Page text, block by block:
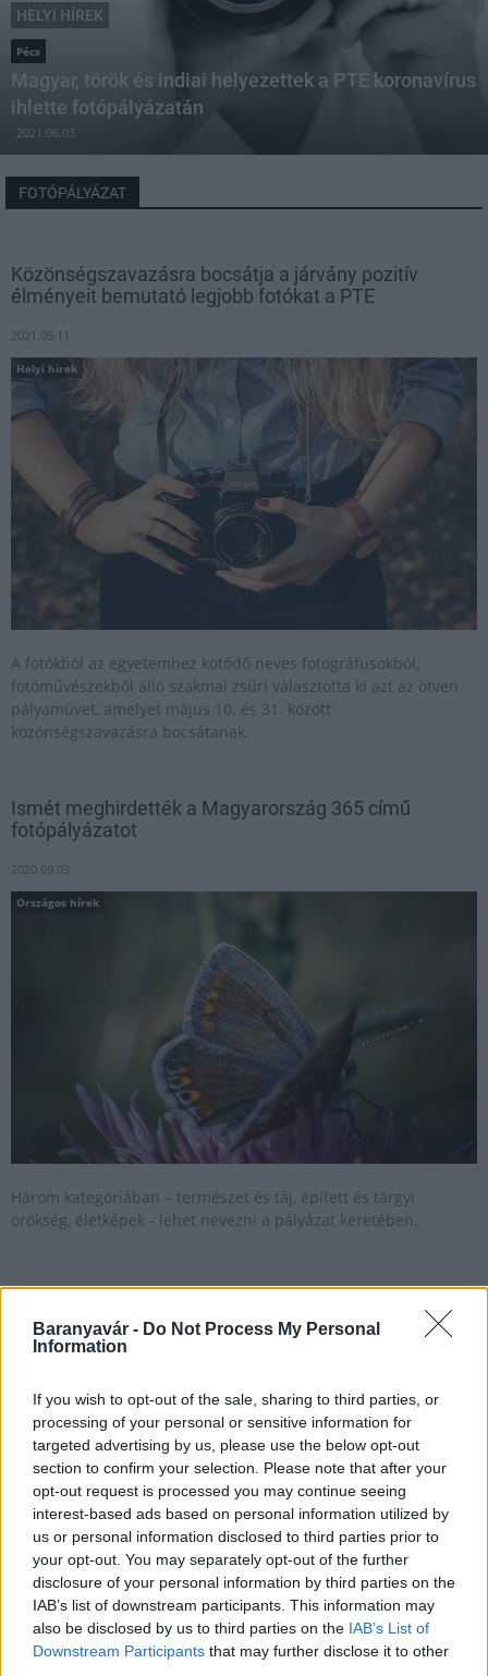
Baranyavár - Do Not Process My Personal
Information
If you wish to opt-out of the sale, sharing to third parties, or
processing of your personal or sensitive information for
targeted advertising by us, please use the below opt-out
section to confirm your selection. Please note that after your
opt-out request is processed you may continue seeing
interest-based ads based on personal information utilized by
us or personal information disclosed to third parties prior to
your opt-out. You may separately opt-out of the further
disclosure of your personal information by third parties on the
IAB’s list of downstream participants. This information may
also be disclosed by us to third parties on the IAB’s List of
Downstream Participants that may further disclose it to other
HELYI HÍREK
Pécs
Magyar, török és indiai helyezettek a PTE koronavírus
ihlette fotópályázatán
2021.06.03
FOTÓPÁLYÁZAT
Közönségszavazásra bocsátja a járvány pozitív
élményeit bemutató legjobb fotókat a PTE
2021.05.11
Helyi hírek
A fotókból az egyetemhez kötődő neves fotográfusokból,
fotóművészekből álló szakmai zsűri választotta ki azt az ötven
pályaművet, amelyet május 10. és 31. között
közönségszavazásra bocsátanak.
Ismét meghirdették a Magyarország 365 című
fotópályázatot
2020.09.03
Országos hírek
Három kategóriában – természet és táj, épített és tárgyi
örökség, életképek - lehet nevezni a pályázat keretében.
A járvány pozitív élményeit bemutató fotók
készítőinek hirdet pályázatot a Pécsi
Tudományegyetem
Helyi hírek